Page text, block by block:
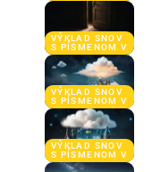
VÝKLAD SNOV
S PÍSMENOM V
VÝKLAD SNOV
S PÍSMENOM V
VÝKLAD SNOV
S PÍSMENOM V